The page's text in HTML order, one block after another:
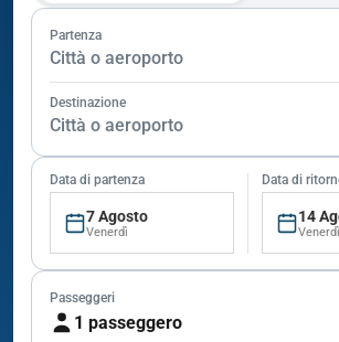
Partenza
Città o aeroporto
Destinazione
Città o aeroporto
Data di partenza
7 Agosto
Venerdì
Data di
14
Venerdì
Passeggeri
1 passeggero